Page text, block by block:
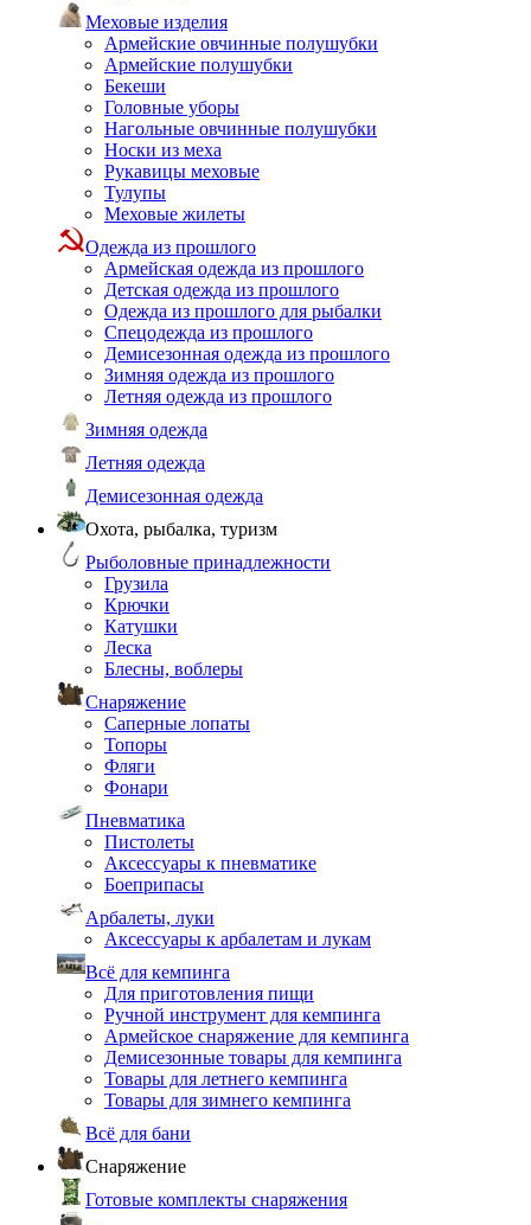
Меховые изделия
Армейские овчинные полушубки
Армейские полушубки
Бекеши
Головные уборы
Нагольные овчинные полушубки
Носки из меха
Рукавицы меховые
Тулупы
Меховые жилеты
Одежда из прошлого
Армейская одежда из прошлого
Детская одежда из прошлого
Одежда из прошлого для рыбалки
Спецодежда из прошлого
Демисезонная одежда из прошлого
Зимняя одежда из прошлого
Летняя одежда из прошлого
Зимняя одежда
Летняя одежда
Демисезонная одежда
Охота, рыбалка, туризм
Рыболовные принадлежности
Грузила
Крючки
Катушки
Леска
Блесны, воблеры
Снаряжение
Саперные лопаты
Топоры
Фляги
Фонари
Пневматика
Пистолеты
Аксессуары к пневматике
Боеприпасы
Арбалеты, луки
Аксессуары к арбалетам и лукам
Всё для кемпинга
Для приготовления пищи
Ручной инструмент для кемпинга
Армейское снаряжение для кемпинга
Демисезонные товары для кемпинга
Товары для летнего кемпинга
Товары для зимнего кемпинга
Всё для бани
Снаряжение
Готовые комплекты снаряжения